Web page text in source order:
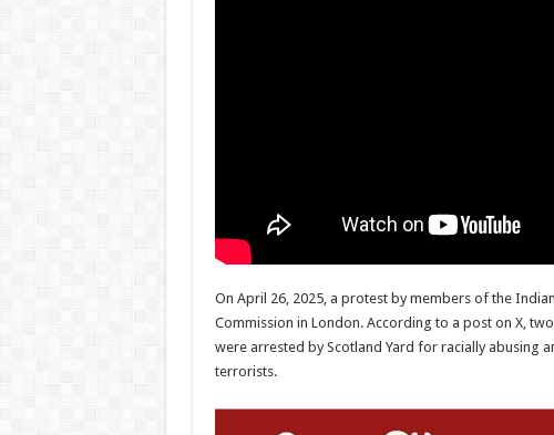
On April 26, 2025, a protest by members of the
Commission in London. According to a post on X,
were arrested by Scotland Yard for racially abusing
terrorists.